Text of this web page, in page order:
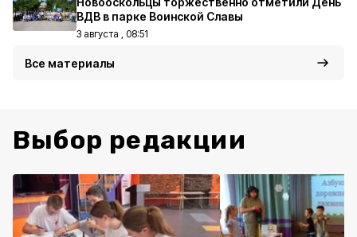
ВДВ в парке Воинской Славы
3 августа , 08:51
Все материалы
Выбор редакции